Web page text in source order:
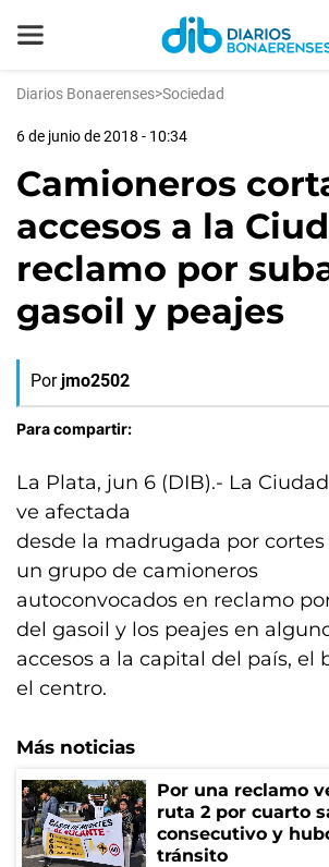
Diarios Bonaerenses>Sociedad
6 de junio de 2018 - 10:34
Camioneros
accesos a la
reclamo por
gasoil y peajes
Por jmo2502
Para compartir:
La Plata, jun 6 (DIB).- La
ve afectada
desde la madrugada por
un grupo de camioneros
autoconvocados en reclamo
del gasoil y los peajes en
accesos a la capital del país, el
el centro.
Más noticias
Por una reclamo
ruta 2 por cuarto
consecutivo y
tránsito